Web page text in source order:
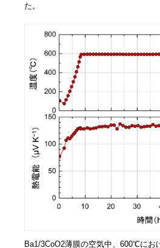
た。
Ba1/3CoO2薄膜の空気中、600℃にお